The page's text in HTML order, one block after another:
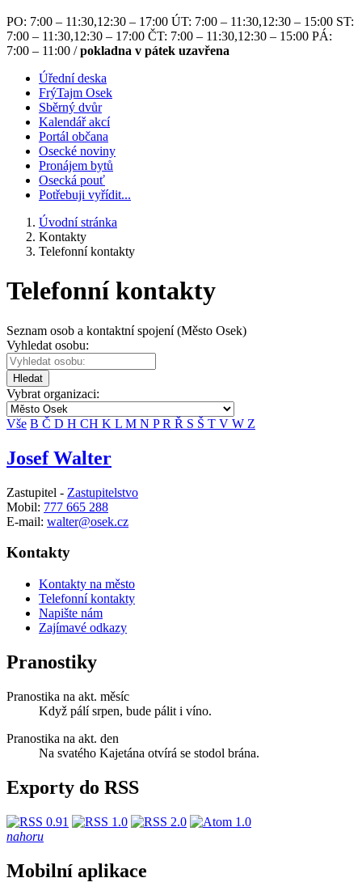
PO: 7:00 – 11:30,12:30 – 17:00 ÚT: 7:00 – 11:30,12:30 – 15:00 ST:
7:00 – 11:30,12:30 – 17:00 ČT: 7:00 – 11:30,12:30 – 15:00 PÁ:
7:00 – 11:00 /pokladna v pátek uzavřena
Úřední deska
FrýTajm Osek
Sběrný dvůr
Kalendář akcí
Portál občana
Osecké noviny
Pronájem bytů
Osecká pouť
Potřebuji vyřídit...
Úvodní stránka
Kontakty
Telefonní kontakty
Telefonní kontakty
Seznam osob a kontaktní spojení (Město Osek)
Vyhledat osobu:
Hledat
Vybrat organizaci:
Vše B Č D H CH K L M N PR Ř S Š T V W Z
Josef Walter
Zastupitel - Zastupitelstvo
Mobil: 777 665 288
E-mail: walter@osek.cz
Kontakty
Kontakty na město
Telefonní kontakty
Napište nám
Zajímavé odkazy
Pranostiky
Pranostika na akt. měsíc
Když pálí srpen, bude pálit i víno.
Pranostika na akt. den
Na svatého Kajetána otvírá se stodol brána.
Exporty do RSS
nahoru
Mobilní aplikace